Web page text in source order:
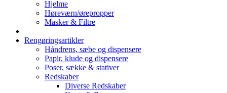
Hjelme
Høreværn/ørepropper
Masker & Filtre
Rengøringsartikler
Håndrens, sæbe og dispensere
Papir, klude og dispensere
Poser, sække & stativer
Redskaber
Diverse Redskaber